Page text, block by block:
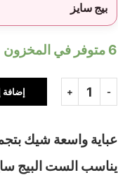
بيج سايز
6 متوفر في المخزون
إضافة
عباية واسعة شيك
يناسب الست البيج